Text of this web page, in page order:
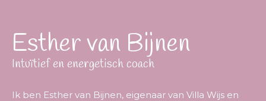
Esther van Bijnen
Intuïtief en energetisch coach
Ik ben Esther van Bijnen, eigenaar van Villa Wijs en